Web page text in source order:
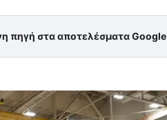
πηγή στα αποτελέσματα Google